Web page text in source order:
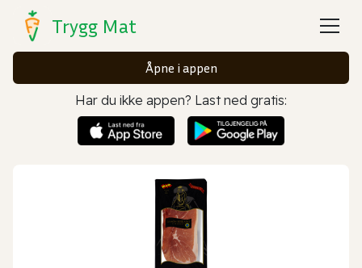
Trygg Mat
Åpne i appen
Har du ikke appen? Last ned gratis: